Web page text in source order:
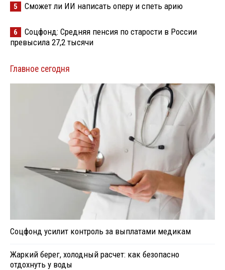
5 Сможет ли ИИ написать оперу и спеть арию
6
Соцфонд: Средняя пенсия по старости в России
превысила 27,2 тысячи
Главное сегодня
Соцфонд усилит контроль за выплатами медикам
Жаркий берег, холодный расчет: как безопасно
отдохнуть у воды